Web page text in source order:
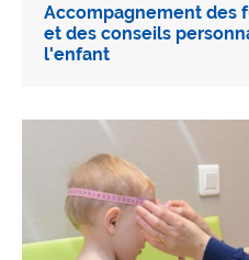
Accompagnement des
et des conseils
l'enfant